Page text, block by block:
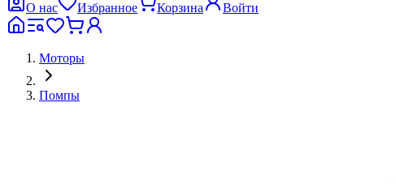
О нас Избранное Корзина Войти
Моторы
Помпы